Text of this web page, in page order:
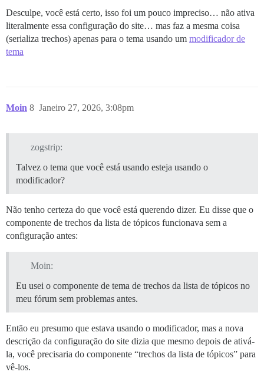
Desculpe, você está certo, isso foi um pouco impreciso… não ativa
literalmente essa configuração do site… mas faz a mesma coisa
(serializa trechos) apenas para o tema usando um modificador de
tema
Moin Janeiro 27, 2026, 3:08pm
8
zogstrip:
Talvez o tema que você está usando esteja usando o
modificador?
Não tenho certeza do que você está querendo dizer. Eu disse que o
componente de trechos da lista de tópicos funcionava sem a
configuração antes:
Moin:
Eu usei o componente de tema de trechos da lista de tópicos no
meu fórum sem problemas antes.
Então eu presumo que estava usando o modificador, mas a nova
descrição da configuração do site dizia que mesmo depois de ativá-
la, você precisaria do componente “trechos da lista de tópicos” para
vê-los.